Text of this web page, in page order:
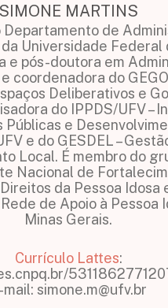
SIMONE MARTINS
Departamento de
Universidade Federal
e pós-doutora em
coordenadora do
Deliberativos e
do IPPDS/UFV –
Públicas e
e do GESDEL –
Local. É membro do
Nacional de
da Pessoa Idosa
Rede de Apoio à Pessoa
Minas Gerais.
Currículo Lattes:
mail: simone.m@ufv.br